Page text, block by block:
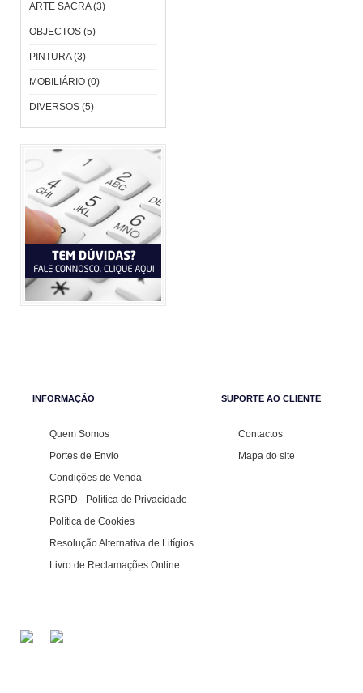
ARTE SACRA (3)
OBJECTOS (5)
PINTURA (3)
MOBILIÁRIO (0)
DIVERSOS (5)
INFORMAÇÃO
Quem Somos
Portes de Envio
Condições de Venda
RGPD - Política de Privacidade
Política de Cookies
Resolução Alternativa de Litígios
Livro de Reclamações Online
SUPORTE AO CLIENTE
Contactos
Mapa do site